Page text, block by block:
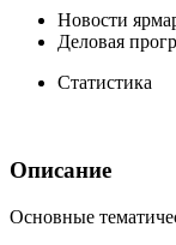
Новости
Деловая
Статистика
Описание
Основные